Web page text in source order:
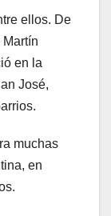
ellos. De
en la
José,
muchas
en